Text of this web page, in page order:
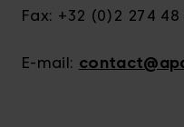
Fax: +32 (0)2 274 48
E-mail: